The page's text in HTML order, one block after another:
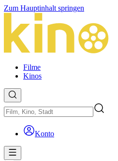
Zum Hauptinhalt springen
Filme
Kinos
Konto